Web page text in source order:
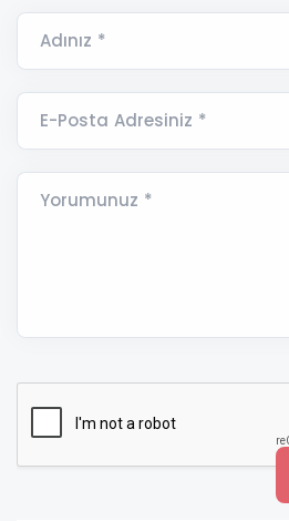
Adınız *
E-Posta Adresiniz *
Yorumunuz *